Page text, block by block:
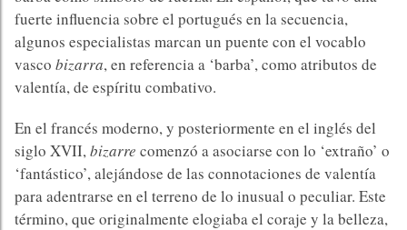
fuerte influencia sobre el portugués en la secuencia,
algunos especialistas marcan un puente con el vocablo
vasco bizarra, en referencia a ‘barba’, como atributos de
valentía, de espíritu combativo.
En el francés moderno, y posteriormente en el inglés del
siglo XVII,bizarre comenzó a asociarse con lo ‘extraño’ o
‘fantástico’, alejándose de las connotaciones de valentía
para adentrarse en el terreno de lo inusual o peculiar. Este
término, que originalmente elogiaba el coraje y la belleza,